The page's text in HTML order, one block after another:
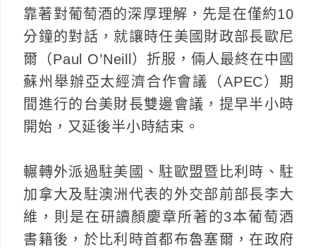
靠著對葡萄酒的深厚理解，先是在僅約10
分鐘的對話，就讓時任美國財政部長歐尼
爾（Paul O’Neill）折服，倆人最終在中國
蘇州舉辦亞太經濟合作會議（APEC）期
間進行的台美財長雙邊會議，提早半小時
開始，又延後半小時結束。
輾轉外派過駐美國、駐歐盟暨比利時、駐
加拿大及駐澳洲代表的外交部前部長李大
維，則是在研讀顏慶章所著的3本葡萄酒
書籍後，於比利時首都布魯塞爾，在政府